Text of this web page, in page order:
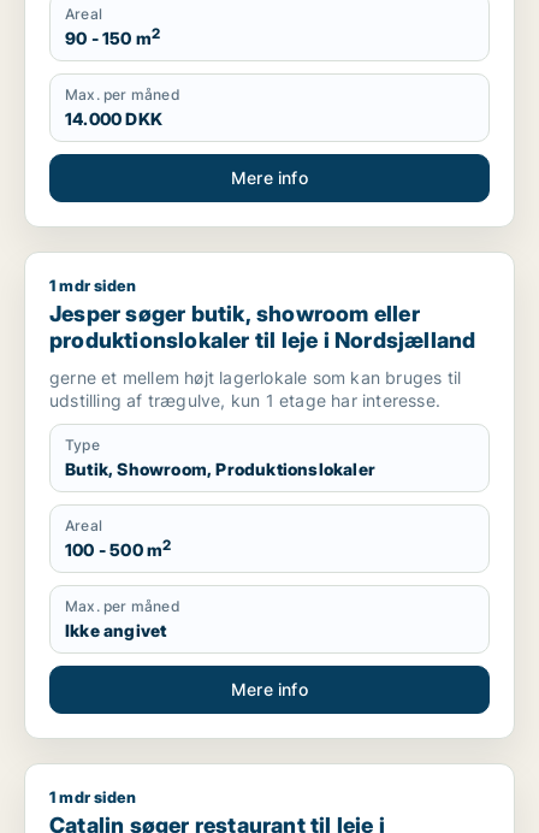
Areal
90 - 150 m2
Max. per måned
14.000 DKK
Mere info
Jesper søger butik, showroom eller produktionslokaler til
1 mdr siden
Jesper søger butik, showroom eller
produktionslokaler til leje i Nordsjælland
gerne et mellem højt lagerlokale som kan bruges til
udstilling af trægulve, kun 1 etage har interesse.
Type
Butik, Showroom, Produktionslokaler
Areal
100 - 500 m2
Max. per måned
Ikke angivet
Mere info
Catalin søger restaurant til leje i Storkøbenhavn
1 mdr siden
Catalin søger restaurant til leje i